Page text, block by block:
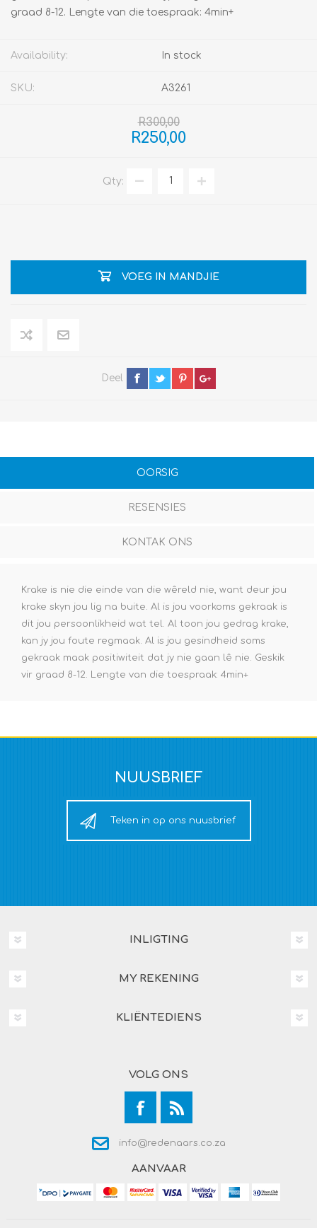
graad 8-12. Lengte van die toespraak: 4min+
Availability: In stock
SKU: A3261
R300,00
R250,00
Qty:
VOEG IN MANDJIE
Deel
OORSIG
RESENSIES
KONTAK ONS
Krake is nie die einde van die wêreld nie, want deur jou
krake skyn jou lig na buite. Al is jou voorkoms gekraak is
dit jou persoonlikheid wat tel. Al toon jou gedrag krake,
kan jy jou foute regmaak. Al is jou gesindheid soms
gekraak maak positiwiteit dat jy nie gaan lê nie. Geskik
vir graad 8-12. Lengte van die toespraak: 4min+
NUUSBRIEF
Teken in op ons nuusbrief
INLIGTING
MY REKENING
KLIËNTEDIENS
VOLG ONS
info@redenaars.co.za
AANVAAR